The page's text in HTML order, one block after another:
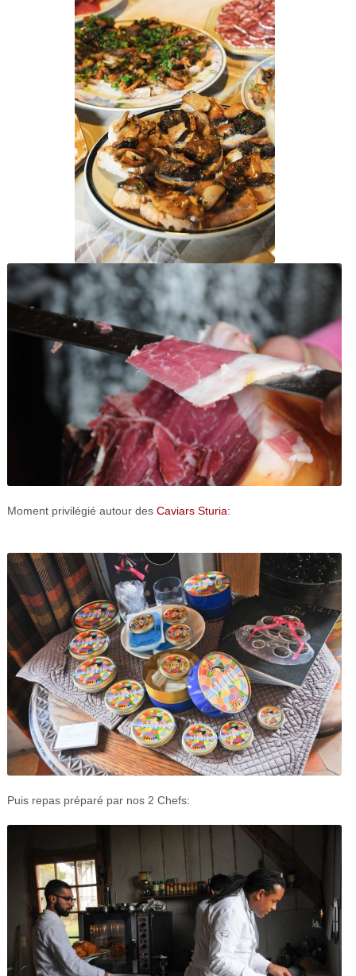
Moment privilégié autour desCaviars Sturia:
Puis repas préparé par nos 2 Chefs: